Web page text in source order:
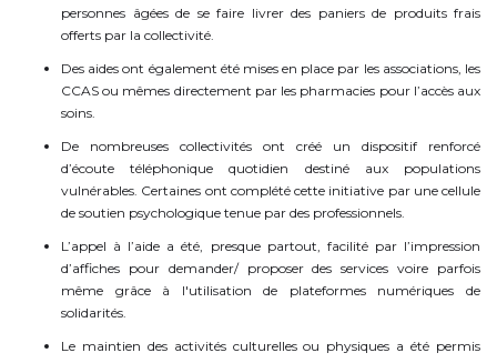
personnes âgées de se faire livrer des paniers de produits frais
offerts par la collectivité.
Des aides ont également été mises en place par les associations, les
CCAS ou mêmes directement par les pharmacies pour l’accès aux
soins.
De nombreuses collectivités ont créé un dispositif renforcé
d’écoute téléphonique quotidien destiné aux populations
vulnérables. Certaines ont complété cette initiative par une cellule
de soutien psychologique tenue par des professionnels.
L’appel à l’aide a été, presque partout, facilité par l’impression
d’affiches pour demander/ proposer des services voire parfois
même grâce à l'utilisation de plateformes numériques de
solidarités.
Le maintien des activités culturelles ou physiques a été permis